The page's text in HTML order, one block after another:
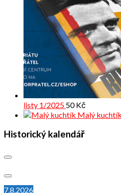
listy 1/2025 50Kč
Malý kuchtík
Historický kalendář
7.8.2026